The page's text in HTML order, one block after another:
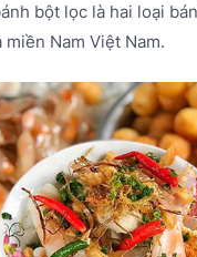
bột lọc là hai loại
Nam Việt Nam.